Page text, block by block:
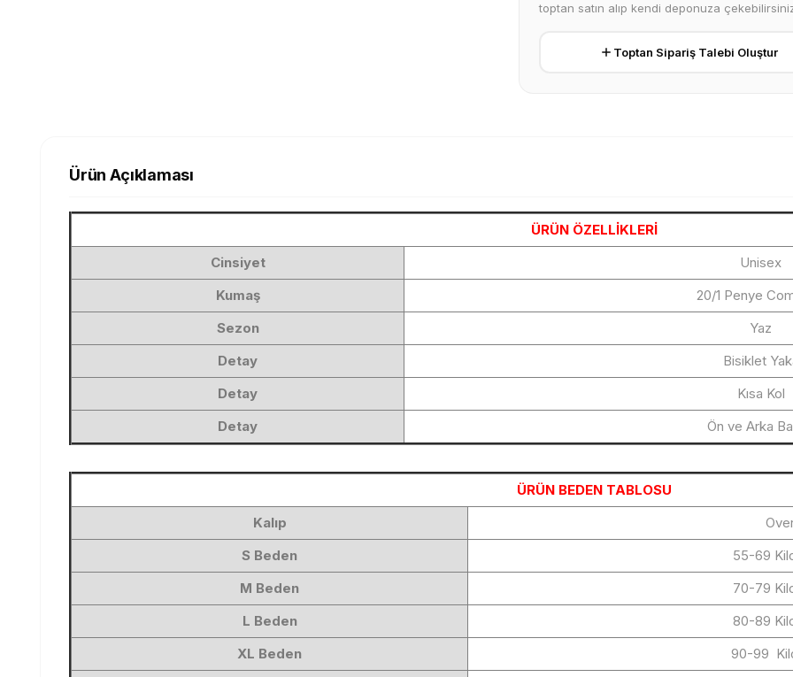
toptan satın alıp kendi deponuza
Toptan Sipariş Talebi Oluştur
Ürün Açıklaması
ÜRÜN ÖZELLİKLERİ
Cinsiyet
Unisex
Kumaş
20/1 Penye
Sezon
Yaz
Detay
Bisiklet
Detay
Kısa Kol
Detay
Ön ve Arka
ÜRÜN BEDEN TABLOSU
Kalıp
S Beden
55-69
M Beden
70-79
L Beden
80-89
XL Beden
90-99